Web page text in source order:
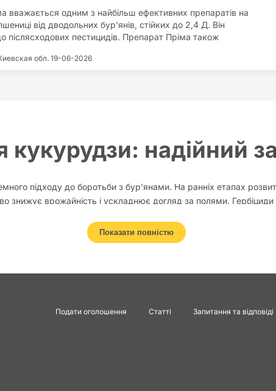
вважається одним з найбільш ефективних препаратів на
від дводольних бур'янів, стійких до 2,4 Д. Він
післясходових пестицидів. Препарат Пріма також
425,5 г/л 2-етилгексиловий ефір 2,4-Д. Переваги препарату:
обл.19-06-2026
кукурудзи: надійний
підходу до боротьби з бур’янами. На ранніх етапах
знижує врожайність і ускладнює догляд за полями.
застосування
Перші діють у верхньому шарі ґрунту та запобігають
фазі розвитку кукурудзи. Запізніле застосування
Показати повністю
Подати оголошення Статті Запитання та відповіді